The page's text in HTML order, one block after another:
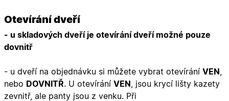
Otevírání dveří
- u skladových dveří je otevírání dveří možné pouze
dovnitř
- u dveří na objednávku si můžete vybrat otevírání VEN
nebo DOVNITŘ. U otevírání VEN
, jsou krycí lišty kazety
zevnitř, ale panty jsou z venku. Při